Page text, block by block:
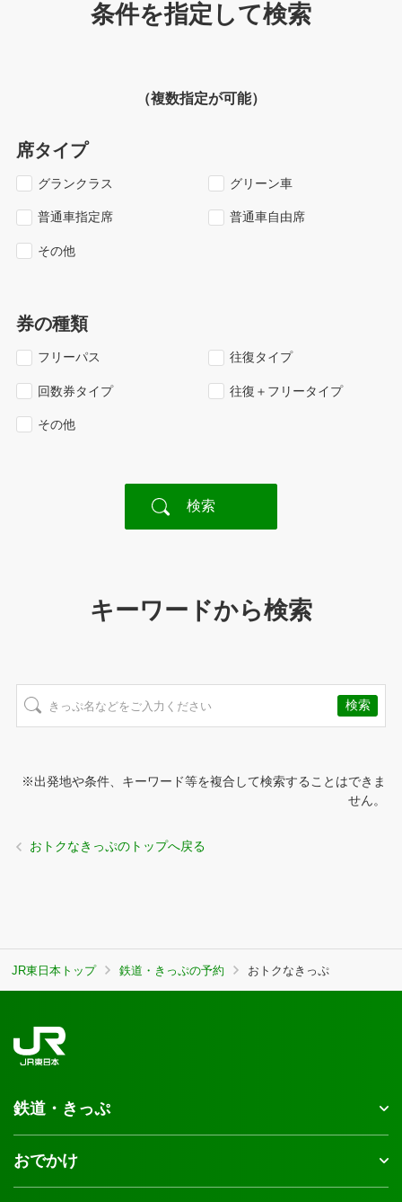
条件を指定して検索
（複数指定が可能）
席タイプ
グランクラス グリーン車
普通車指定席 普通車自由席
その他
券の種類
フリーパス 往復タイプ
回数券タイプ 往復＋フリータイプ
その他
キーワードから検索
※出発地や条件、キーワード等を複合して検索することはできま
せん。
おトクなきっぷのトップへ戻る
JR東日本トップ 鉄道・きっぷの予約 おトクなきっぷ
鉄道・きっぷ
おでかけ